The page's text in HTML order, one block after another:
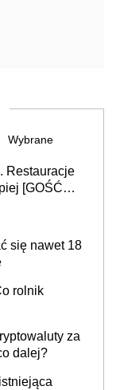
Wybrane
Restauracje
[GOŚĆ
się nawet 18
rolnik
za
dalej?